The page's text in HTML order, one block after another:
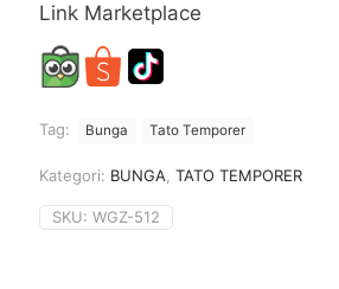
Rp32.500.
Link Marketplace
Tag: Bunga Tato Temporer
Kategori: BUNGA TATO TEMPORER
SKU: WGZ-512